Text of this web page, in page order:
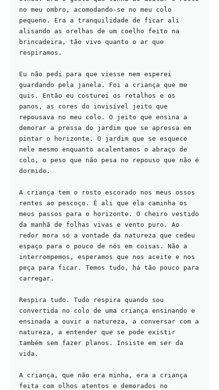
no meu ombro, acomodando-se no meu colo
pequeno. Era a tranquilidade de ficar ali
alisando as orelhas de um coelho feito na
brincadeira, tão vivo quanto o ar que
respiramos.
Eu não pedi para que viesse nem esperei
guardando pela janela. Foi a criança que me
quis. Então eu costurei os retalhos e os
panos, as cores do invisível jeito que
repousava no meu colo. O jeito que ensina a
demorar a pressa do jardim que se apressa em
pintar o horizonte. O jardim que se esquece
nele mesmo enquanto acalentamos o abraço de
colo, o peso que não pesa no repouso que não é
dormido.
A criança tem o rosto escorado nos meus ossos
rentes ao pescoço. É ali que ela caminha os
meus passos para o horizonte. O cheiro vestido
da manhã de folhas vivas e vento puro. Ao
redor mora só a vontade da natureza que cedeu
espaço para o pouco de nós em coisas. Não a
interrompemos, esperamos que nos aceite e nos
peça para ficar. Temos tudo, há tão pouco para
carregar.
Respira tudo. Tudo respira quando sou
convertida no colo de uma criança ensinando e
ensinada a ouvir a natureza, a conversar com a
natureza, a entender que se pode existir
também sem fazer planos. Insiste em ser da
vida.
A criança, que não era minha, era a criança
feita com olhos atentos e demorados no